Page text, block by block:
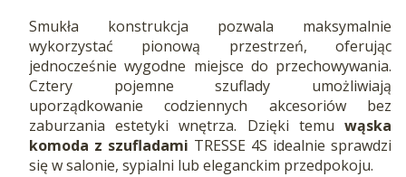
Smukła konstrukcja pozwala maksymalnie
wykorzystać pionową przestrzeń, oferując
jednocześnie wygodne miejsce do przechowywania.
Cztery pojemne szuflady umożliwiają
uporządkowanie codziennych akcesoriów bez
zaburzania estetyki wnętrza. Dzięki temu wąska
komoda z szufladami TRESSE 4S idealnie sprawdzi
się w salonie, sypialni lub eleganckim przedpokoju.